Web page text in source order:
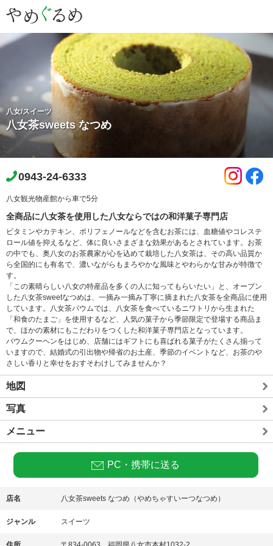
八女/スイーツ
八女茶sweets なつめ
0943-24-6333
八女観光物産館から車で5分
全商品に八女茶を使用した八女ならではの和洋菓子専門店
ビタミンやカテキン、ポリフェノールなどを含むお茶には、血糖値やコレステ
ロール値を抑えるなど、体に良いさまざまな効果があるとされています。お茶
の中でも、奥八女のお茶農家が心を込めて栽培した八女茶は、その高い品質か
ら全国的にも有名で、濃いながらもまろやかな風味とやわらかな甘みが特徴で
す。
「この素晴らしい八女の特産品を多くの人に知ってもらいたい」と、オープン
した八女茶sweetなつめは、一摘み一摘み丁寧に摘まれた八女茶を全商品に使用
しています。八女茶バウムでは、八女茶を食べているニワトリから生まれた
「和食のたまご」を使用するなど、人気の菓子から季節限定で登場する商品ま
で、ほかの素材にもこだわりをつくした和洋菓子専門店となっています。
バウムクーヘンをはじめ、店舗にはギフトにも喜ばれる菓子がたくさん揃って
いますので、結婚式の引出物や帰省のお土産、季節のイベントなど、お茶のや
さしい香りと幸せをおすそわけしてみませんか？
地図
写真
メニュー
PC・携帯に送る
店名 八女茶sweets なつめ（やめちゃすいーつなつめ）
ジャンル スイーツ